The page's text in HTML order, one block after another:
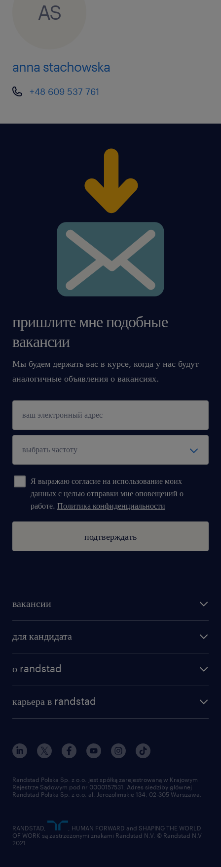
AS
anna stachowska
+48 609 537 761
пришлите мне подобные
вакансии
Мы будем держать вас в курсе, когда у нас будут
аналогичные объявления о вакансиях.
Я выражаю согласие на использование моих
данных с целью отправки мне оповещений о
работе. Политика конфиденциальности
подтверждать
вакансии
бонусы для работников
для кандидата
о randstad
институт исследований randstad
для медиа
для поставщиков
карьера в randstad
наш мир
работа в randstad
отправить резюме
Randstad Polska Sp. z o.o. jest spółką zarejestrowaną w Krajowym
Rejestrze Sądowym pod nr 0000157531. Adres siedziby głównej
Randstad Polska Sp. z o.o. al. Jerozolimskie 134, 02-305 Warszawa.
RANDSTAD,
, HUMAN FORWARD and SHAPING THE WORLD
OF WORK są zastrzeżonymi znakami Randstad N.V. © Randstad N.V
2021